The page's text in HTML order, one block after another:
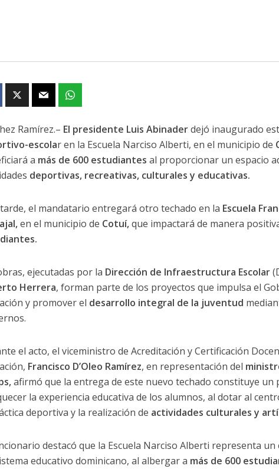
Ramírez.– El presidente Luis Abinaderdejó inaugurado
escolar en la Escuela Narciso Alberti, en el municipio de
a más de 600 estudiantes al proporcionar un espacio
deportivas, recreativas, culturales y educativas.
el mandatario entregará otro techado en la Escuela
en el municipio de Cotuí,que impactará de manera
ejecutadas por la Dirección de Infraestructura Escolar
Herrera, forman parte de los proyectos que impulsa el
y promover el desarrollo integral de la juventud
el acto, el viceministro de Acreditación y Certificación
Francisco D’Oleo Ramírez, en representación del
afirmó que la entrega de este nuevo techado constituye
la experiencia educativa de los alumnos, al dotar al
deportiva y la realización de actividades culturales y
destacó que la Escuela Narciso Alberti representa
educativo dominicano, al albergar a más de 600